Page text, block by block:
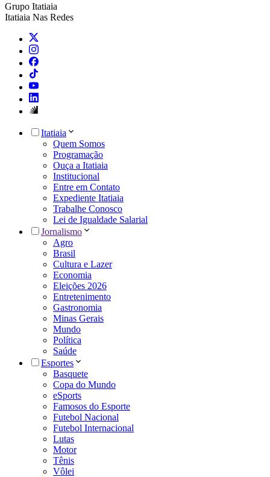
Grupo Itatiaia
Itatiaia Nas Redes
Itatiaia
Quem Somos
Programação
Ouça a Itatiaia
Institucional
Entre em Contato
Expediente Itatiaia
Trabalhe Conosco
Lei de Igualdade Salarial
Jornalismo
Agro
Brasil
Cultura e Lazer
Economia
Eleições 2026
Entretenimento
Gastronomia
Minas Gerais
Mundo
Política
Saúde
Esportes
Basquete
Copa do Mundo
eSports
Famosos do Esporte
Futebol Nacional
Futebol Internacional
Lutas
Motor
Tênis
Vôlei